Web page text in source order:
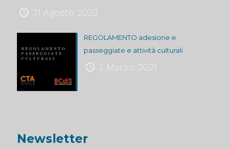
31 Agosto 2023
REGOLAMENTO adesione e
passeggiate e attività culturali
3 Marzo 2021
Newsletter